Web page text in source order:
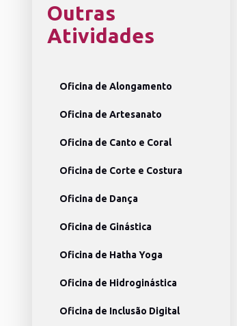
Outras
Atividades
Oficina de Alongamento
Oficina de Artesanato
Oficina de Canto e Coral
Oficina de Corte e Costura
Oficina de Dança
Oficina de Ginástica
Oficina de Hatha Yoga
Oficina de Hidroginástica
Oficina de Inclusão Digital